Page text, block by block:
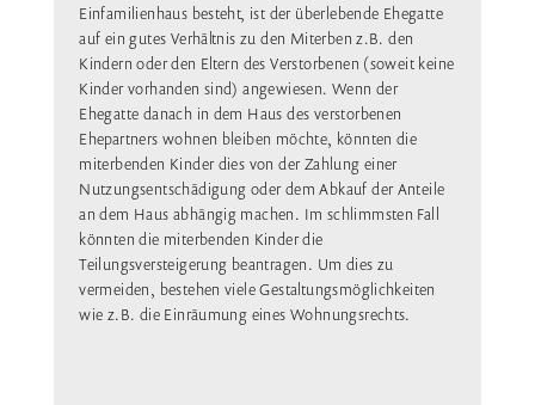
Einfamilienhaus besteht, ist der überlebende Ehegatte
auf ein gutes Verhältnis zu den Miterben z.B. den
Kindern oder den Eltern des Verstorbenen (soweit keine
Kinder vorhanden sind) angewiesen. Wenn der
Ehegatte danach in dem Haus des verstorbenen
Ehepartners wohnen bleiben möchte, könnten die
miterbenden Kinder dies von der Zahlung einer
Nutzungsentschädigung oder dem Abkauf der Anteile
an dem Haus abhängig machen. Im schlimmsten Fall
könnten die miterbenden Kinder die
Teilungsversteigerung beantragen. Um dies zu
vermeiden, bestehen viele Gestaltungsmöglichkeiten
wie z.B. die Einräumung eines Wohnungsrechts.